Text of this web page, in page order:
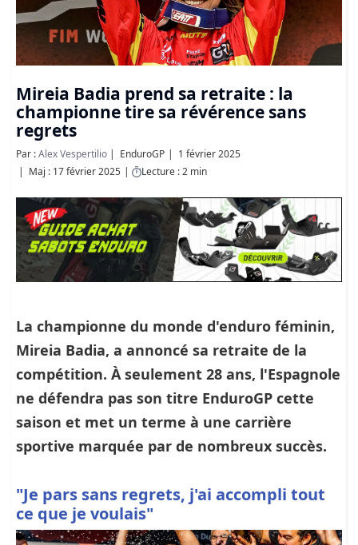
Mireia Badia prend sa retraite : la
championne tire sa révérence sans
regrets
Par :Alex Vespertilio EnduroGP
1 février 2025
Maj : 17 février 2025
Lecture : 2 min
La championne du monde d'enduro féminin,
Mireia Badia, a annoncé sa retraite de la
compétition. À seulement 28 ans, l'Espagnole
ne défendra pas son titre EnduroGP cette
saison et met un terme à une carrière
sportive marquée par de nombreux succès.
"Je pars sans regrets, j'ai accompli tout
ce que je voulais"